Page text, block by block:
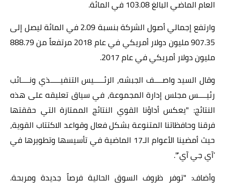
العام الماضي البالغ 103.08 في المائة.
وارتفع إجمالي أصول الشركة بنسبة 2.09 في المائة ليصل إلى
907.35 مليون دولار أمريكي في عام 2018 مرتفعاً من 888.79
مليون دولار أمريكي في عام 2017.
وقال السيد واصــــف الجبشه، الرئـــــيس التنفيـــــذي ونــــائب
رئيــــس مجلس إدارة المجموعة، في سياق تعليقه على هذه
النتائج: "يعكس أداؤنا القوي النتائج الممتازة التي حققتها
فرقنا وحافظاتنا المتنوعة بشكل فعال وقواعد الاكتتاب القوية،
حيث أمضينا الأعوام الـ17 الماضية في تأسيسها وتطويرها في
’آي جي آي‘".
وأضاف: "توفر ظروف السوق الحالية فرصاً جديدة ومربحة.